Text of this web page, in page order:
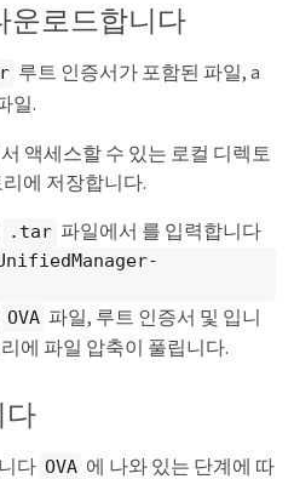
운로드합니다
루트 인증서가 포함된 파일, a
일.
액세스할 수 있는 로컬 디렉토
에 저장합니다.
.tar 파일에서 를 입력합니다
OVA 파일, 루트 인증서 및 입니
에 파일 압축이 풀립니다.
다
다 OVA 에 나와 있는 단계에 따